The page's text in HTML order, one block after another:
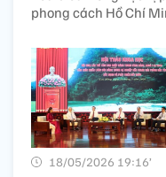
phong cách Hồ Chí
18/05/2026 19:16’